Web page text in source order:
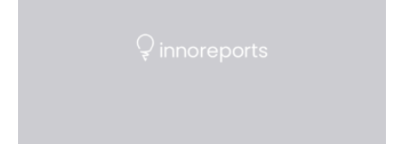
Durch den verstärkten Einsatz von Rezyklaten